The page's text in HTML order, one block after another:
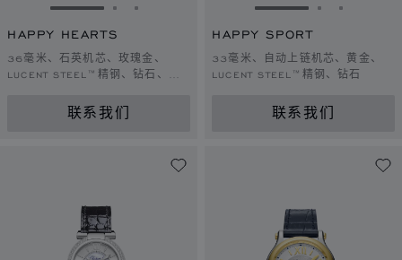
转到幻灯片 1转到幻灯片 2
转到幻灯片 3
HAPPY HEARTS
36毫米、石英机芯、玫瑰金、
LUCENT STEEL™精钢、钻石、珍
联系我们
转到幻灯片 1转到幻灯
转到幻
HAPPY SPORT
33毫米、自动上链机芯、黄金、
LUCENT STEEL™精钢、钻石
联系我们